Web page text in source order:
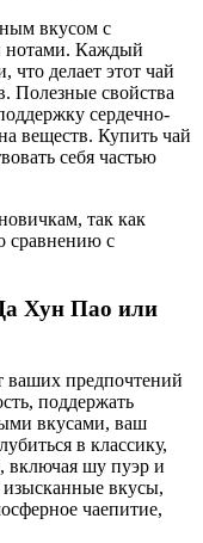
вкусом с
нотами. Каждый
что делает этот чай
Полезные свойства
сердечно-
веществ. Купить чай
себя частью
так как
сравнению с
Хун Пао или
ваших предпочтений
поддержать
вкусами, ваш
в классику,
включая шу пуэр и
вкусы,
чаепитие,